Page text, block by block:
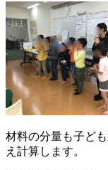
材料の分量も子ど
え計算します。